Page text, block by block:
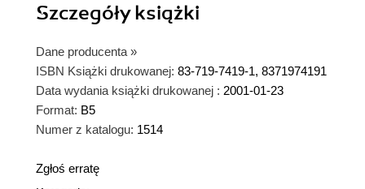
Szczegółyksiążki
Dane producenta »
ISBN Książki drukowanej: 83-719-7419-1, 8371974191
Data wydania książki drukowanej : 2001-01-23
Format: B5
Numer z katalogu: 1514
Zgłoś erratę